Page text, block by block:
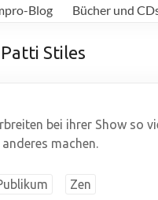
Blog Bücher und
Stiles
bei ihrer Show so
machen.
Zen